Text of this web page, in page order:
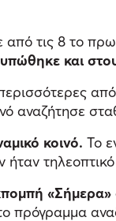
τις 8 το
και
αναζήτησε
κοινό. Το
«Σήμερα»
πρόγραμμα